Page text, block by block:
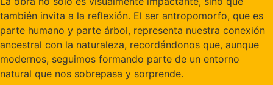
también invita a la reflexión. El ser antropomorfo, que es
parte humano y parte árbol, representa nuestra conexión
ancestral con la naturaleza, recordándonos que, aunque
modernos, seguimos formando parte de un entorno
natural que nos sobrepasa y sorprende.